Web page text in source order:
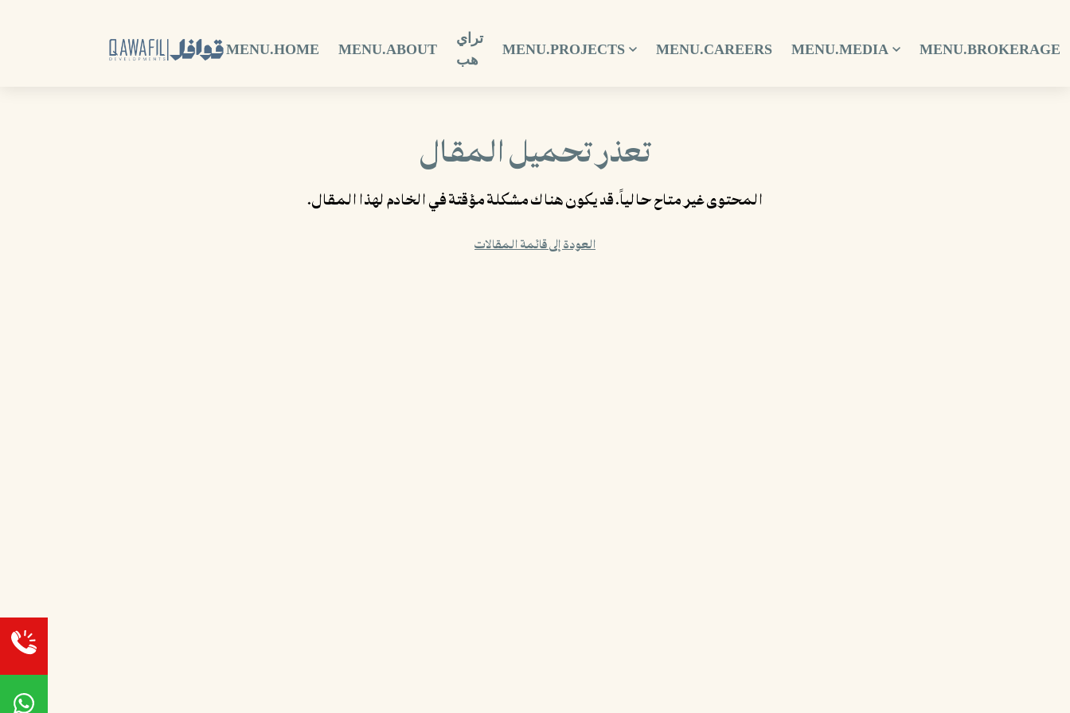
MENU.HOME MENU.ABOUT
تراي
هب
MENU.PROJECTS MENU.CAREERS MENU.MEDIA MENU.BROKERAGE
تعذر تحميل المقال
المحتوى غير متاح حالياً. قد يكون هناك مشكلة مؤقتة في الخادم لهذا المقال.
العودة إلى قائمة المقالات